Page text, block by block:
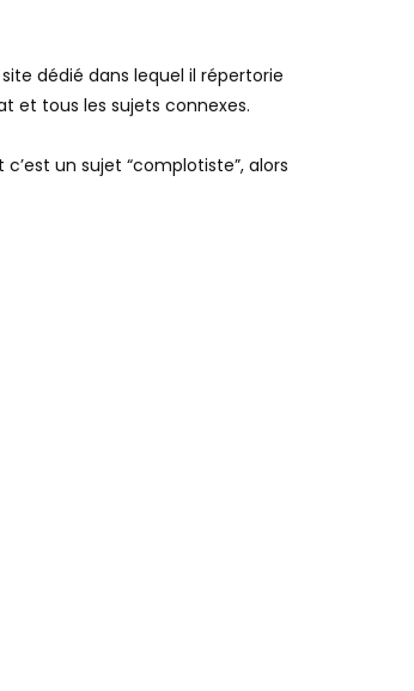
dédié dans lequel il répertorie
et tous les sujets connexes.
un sujet “complotiste”, alors